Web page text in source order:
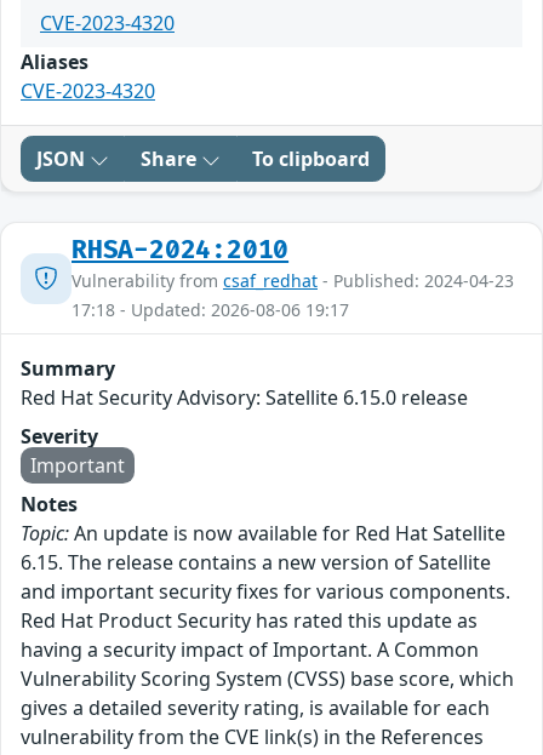
CVE-2023-4320
Aliases
CVE-2023-4320
JSON Share To clipboard
RHSA-2024:2010
Vulnerability from csaf_redhat - Published: 2024-04-23
17:18 - Updated: 2026-08-06 19:17
Summary
Red Hat Security Advisory: Satellite 6.15.0 release
Severity
Important
Notes
Topic:An update is now available for Red Hat Satellite
6.15. The release contains a new version of Satellite
and important security fixes for various components.
Red Hat Product Security has rated this update as
having a security impact of Important. A Common
Vulnerability Scoring System (CVSS) base score, which
gives a detailed severity rating, is available for each
vulnerability from the CVE link(s) in the References